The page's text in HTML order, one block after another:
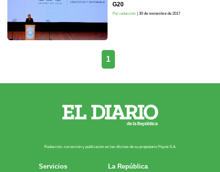
G20
Por redacción | 30 de noviembre de 2017
1
Redacción, corrección y publicación en las oficinas de su propietario Payn​é S.A.
Servicios
La República